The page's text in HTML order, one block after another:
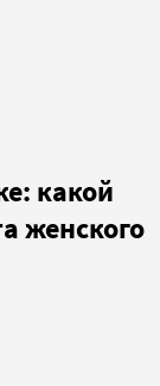
какой
женского